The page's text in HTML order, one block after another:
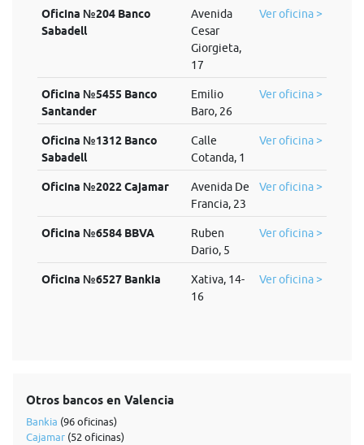
Oficina №204 Banco
Sabadell
Avenida
Cesar
Giorgieta,
17
Ver oficina >
Oficina №5455 Banco
Santander
Emilio
Baro, 26
Ver oficina >
Oficina №1312 Banco
Sabadell
Calle
Cotanda, 1
Ver oficina >
Oficina №2022 Cajamar
Avenida De
Francia, 23
Ver oficina >
Oficina №6584 BBVA
Ruben
Dario, 5
Ver oficina >
Oficina №6527 Bankia
Xativa, 14-
16
Ver oficina >
Otros bancos en Valencia
Bankia (96 oficinas)
Cajamar (52 oficinas)